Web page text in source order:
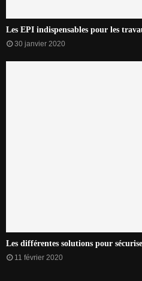
Les EPI indispensables pour les
30 janvier 2020
Les différentes solutions pour
11 février 2020